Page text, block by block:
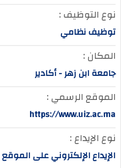
نوع التوظيف :
توظيف نظامي
المكان :
جامعة ابن زهر - أكادير
الموقع الرسمي :
https://www.uiz.ac.ma
نوع الإيداع :
الإيداع الإلكتروني على